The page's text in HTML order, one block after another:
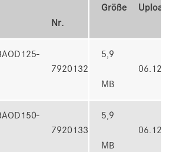
Nr.
Größe
7920132
5,9
MB
7920133
5,9
MB